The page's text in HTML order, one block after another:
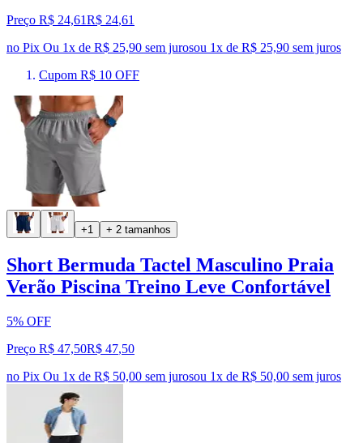
Preço R$ 24,61R$ 24,61
no Pix Ou 1x de R$ 25,90 sem jurosou 1x de R$ 25,90 sem juros
Cupom R$ 10 OFF
+1 + 2 tamanhos
Short Bermuda Tactel Masculino Praia
Verão Piscina Treino Leve Confortável
5% OFF
Preço R$ 47,50R$ 47,50
no Pix Ou 1x de R$ 50,00 sem jurosou 1x de R$ 50,00 sem juros